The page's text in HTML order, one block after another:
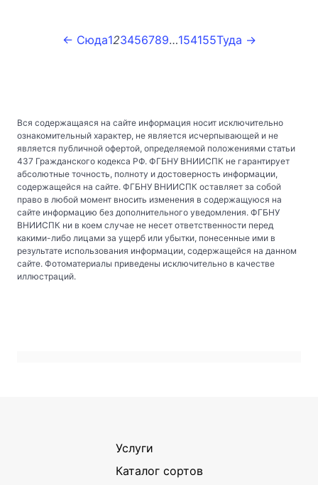
← Сюда123456789…154155Туда →
Вся содержащаяся на сайте информация носит исключительно
ознакомительный характер, не является исчерпывающей и не
является публичной офертой, определяемой положениями статьи
437 Гражданского кодекса РФ. ФГБНУ ВНИИСПК не гарантирует
абсолютные точность, полноту и достоверность информации,
содержащейся на сайте. ФГБНУ ВНИИСПК оставляет за собой
право в любой момент вносить изменения в содержащуюся на
сайте информацию без дополнительного уведомления. ФГБНУ
ВНИИСПК ни в коем случае не несет ответственности перед
какими-либо лицами за ущерб или убытки, понесенные ими в
результате использования информации, содержащейся на данном
сайте. Фотоматериалы приведены исключительно в качестве
иллюстраций.
Услуги
Каталог сортов